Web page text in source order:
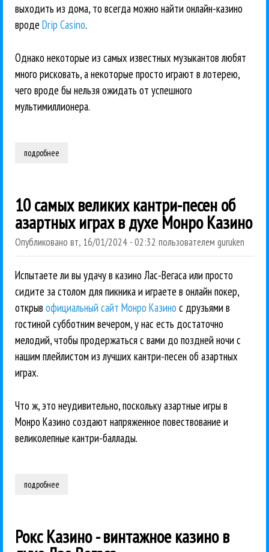
выходить из дома, то всегда можно найти онлайн-казино
вроде Drip Casino.
Однако некоторые из самых известных музыкантов любят
много рисковать, а некоторые просто играют в лотерею,
чего вроде бы нельзя ожидать от успешного
мультимиллионера.
подробнее
10 самых великих кантри-песен об
азартных играх в духе Монро Казино
Опубликовано вт, 16/01/2024 - 02:32 пользователем guruken
Испытаете ли вы удачу в казино Лас-Вегаса или просто
сидите за столом для пикника и играете в онлайн покер,
открыв официальный сайт Монро Казино с друзьями в
гостиной субботним вечером, у нас есть достаточно
мелодий, чтобы продержаться с вами до поздней ночи с
нашим плейлистом из лучших кантри-песен об азартных
играх.
Что ж, это неудивительно, поскольку азартные игры в
Монро Казино создают напряженное повествование и
великолепные кантри-баллады.
подробнее
Рокс Казино - винтажное казино в